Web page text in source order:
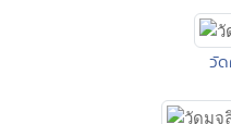
วั